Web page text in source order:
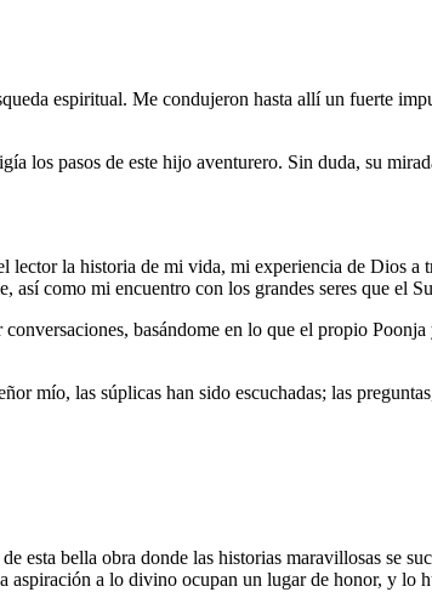
espiritual. Me condujeron hasta allí un fuerte
los pasos de este hijo aventurero. Sin duda, su
lector la historia de mi vida, mi experiencia de Dios
como mi encuentro con los grandes seres que el
basándome en lo que el propio
mío, las súplicas han sido escuchadas; las
esta bella obra donde las historias maravillosas se
a lo divino ocupan un lugar de honor, y lo